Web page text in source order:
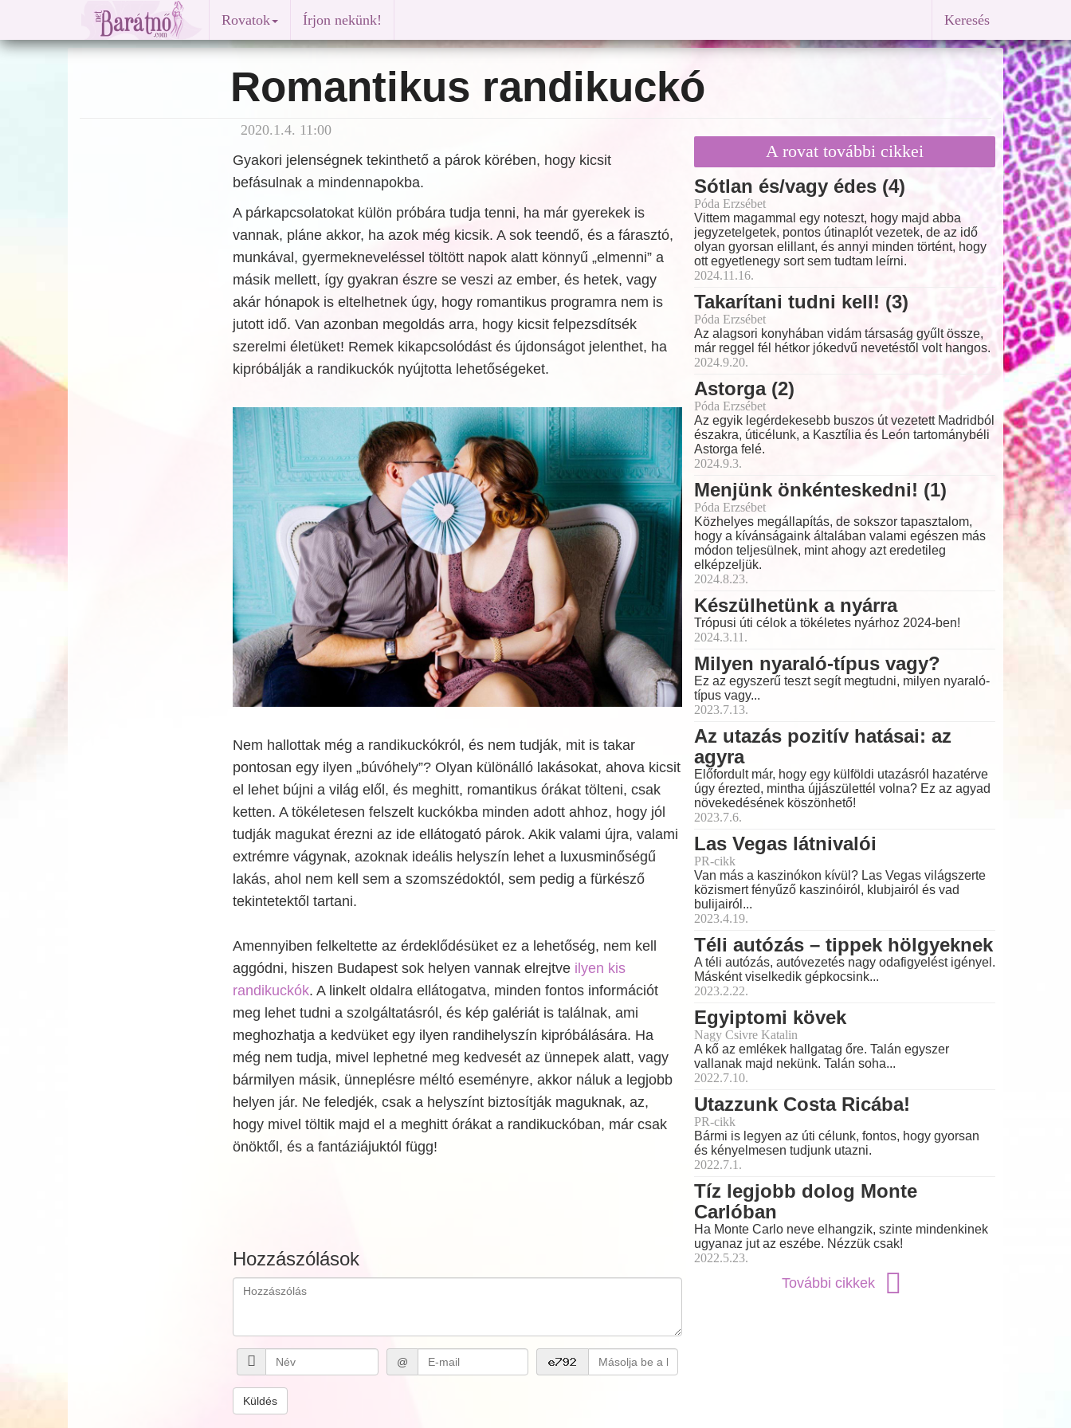
Rovatok Írjon nekünk! Keresés
Romantikus randikuckó
2020.1.4. 11:00
Gyakori jelenségnek tekinthető a párok körében, hogy kicsit
befásulnak a mindennapokba.
A párkapcsolatokat külön próbára tudja tenni, ha már gyerekek is
vannak, pláne akkor, ha azok még kicsik. A sok teendő, és a fárasztó,
munkával, gyermekneveléssel töltött napok alatt könnyű „elmenni” a
másik mellett, így gyakran észre se veszi az ember, és hetek, vagy
akár hónapok is eltelhetnek úgy, hogy romantikus programra nem is
jutott idő. Van azonban megoldás arra, hogy kicsit felpezsdítsék
szerelmi életüket! Remek kikapcsolódást és újdonságot jelenthet, ha
kipróbálják a randikuckók nyújtotta lehetőségeket.
Nem hallottak még a randikuckókról, és nem tudják, mit is takar
pontosan egy ilyen „búvóhely”? Olyan különálló lakásokat, ahova kicsit
el lehet bújni a világ elől, és meghitt, romantikus órákat tölteni, csak
ketten. A tökéletesen felszelt kuckókba minden adott ahhoz, hogy jól
tudják magukat érezni az ide ellátogató párok. Akik valami újra, valami
extrémre vágynak, azoknak ideális helyszín lehet a luxusminőségű
lakás, ahol nem kell sem a szomszédoktól, sem pedig a fürkésző
tekintetektől tartani.
Amennyiben felkeltette az érdeklődésüket ez a lehetőség, nem kell
aggódni, hiszen Budapest sok helyen vannak elrejtve ilyen kis
randikuckók. A linkelt oldalra ellátogatva, minden fontos információt
meg lehet tudni a szolgáltatásról, és kép galériát is találnak, ami
meghozhatja a kedvüket egy ilyen randihelyszín kipróbálására. Ha
még nem tudja, mivel lephetné meg kedvesét az ünnepek alatt, vagy
bármilyen másik, ünneplésre méltó eseményre, akkor náluk a legjobb
helyen jár. Ne feledjék, csak a helyszínt biztosítják maguknak, az,
hogy mivel töltik majd el a meghitt órákat a randikuckóban, már csak
önöktől, és a fantáziájuktól függ!
Hozzászólások
@
Küldés
A rovat további cikkei
Sótlan és/vagy édes (4)
Póda Erzsébet
Vittem magammal egy noteszt, hogy majd abba
jegyzetelgetek, pontos útinaplót vezetek, de az idő
olyan gyorsan elillant, és annyi minden történt, hogy
ott egyetlenegy sort sem tudtam leírni.
2024.11.16.
Takarítani tudni kell! (3)
Póda Erzsébet
Az alagsori konyhában vidám társaság gyűlt össze,
már reggel fél hétkor jókedvű nevetéstől volt hangos.
2024.9.20.
Astorga (2)
Póda Erzsébet
Az egyik legérdekesebb buszos út vezetett Madridból
északra, úticélunk, a Kasztília és León tartománybéli
Astorga felé.
2024.9.3.
Menjünk önkénteskedni! (1)
Póda Erzsébet
Közhelyes megállapítás, de sokszor tapasztalom,
hogy a kívánságaink általában valami egészen más
módon teljesülnek, mint ahogy azt eredetileg
elképzeljük.
2024.8.23.
Készülhetünk a nyárra
Trópusi úti célok a tökéletes nyárhoz 2024-ben!
2024.3.11.
Milyen nyaraló-típus vagy?
Ez az egyszerű teszt segít megtudni, milyen nyaraló-
típus vagy...
2023.7.13.
Az utazás pozitív hatásai: az
agyra
Előfordult már, hogy egy külföldi utazásról hazatérve
úgy érezted, mintha újjászülettél volna? Ez az agyad
növekedésének köszönhető!
2023.7.6.
Las Vegas látnivalói
PR-cikk
Van más a kaszinókon kívül? Las Vegas világszerte
közismert fényűző kaszinóiról, klubjairól és vad
bulijairól...
2023.4.19.
Téli autózás – tippek hölgyeknek
A téli autózás, autóvezetés nagy odafigyelést igényel.
Másként viselkedik gépkocsink...
2023.2.22.
Egyiptomi kövek
Nagy Csivre Katalin
A kő az emlékek hallgatag őre. Talán egyszer
vallanak majd nekünk. Talán soha...
2022.7.10.
Utazzunk Costa Ricába!
PR-cikk
Bármi is legyen az úti célunk, fontos, hogy gyorsan
és kényelmesen tudjunk utazni.
2022.7.1.
Tíz legjobb dolog Monte
Carlóban
Ha Monte Carlo neve elhangzik, szinte mindenkinek
ugyanaz jut az eszébe. Nézzük csak!
2022.5.23.
További cikkek